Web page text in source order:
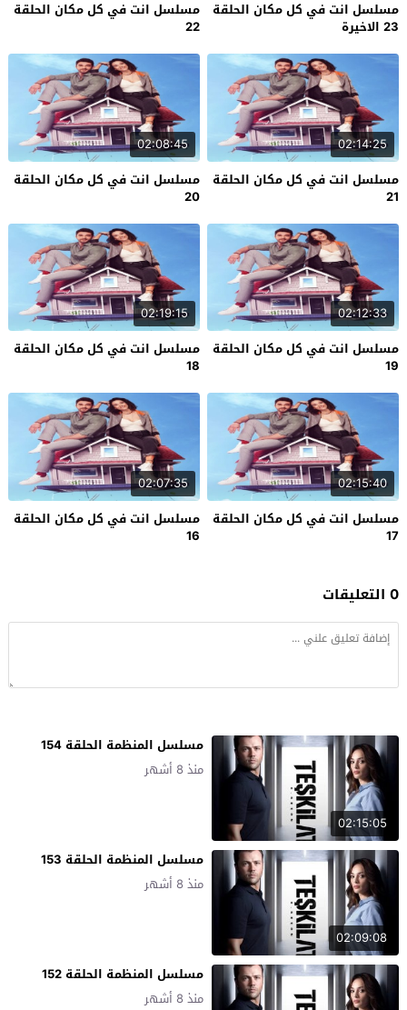
مسلسل انت في كل مكان الحلقة
23 الاخيرة
مسلسل انت في كل مكان الحلقة
22
02:14:25
مسلسل انت في كل مكان الحلقة
21
02:08:45
مسلسل انت في كل مكان الحلقة
20
02:12:33
مسلسل انت في كل مكان الحلقة
19
02:19:15
مسلسل انت في كل مكان الحلقة
18
02:15:40
مسلسل انت في كل مكان الحلقة
17
02:07:35
مسلسل انت في كل مكان الحلقة
16
0 التعليقات
02:15:05
مسلسل المنظمة الحلقة 154
منذ 8 أشهر
02:09:08
مسلسل المنظمة الحلقة 153
منذ 8 أشهر
مسلسل المنظمة الحلقة 152
منذ 8 أشهر